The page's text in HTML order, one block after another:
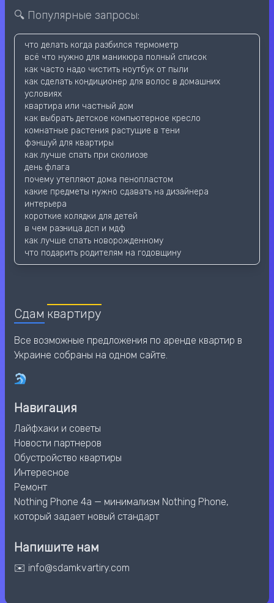
🔍 Популярные запросы:
что делать когда разбился термометр
всё что нужно для маникюра полный список
как часто надо чистить ноутбук от пыли
как сделать кондиционер для волос в домашних
условиях
квартира или частный дом
как выбрать детское компьютерное кресло
комнатные растения растущие в тени
фэншуй для квартиры
как лучше спать при сколиозе
день флага
почему утепляют дома пенопластом
какие предметы нужно сдавать на дизайнера
интерьера
короткие колядки для детей
в чем разница дсп и мдф
как лучше спать новорожденному
что подарить родителям на годовщину
Сдам квартиру
Все возможные предложения по аренде квартир в
Украине собраны на одном сайте.
Навигация
Лайфхаки и советы
Новости партнеров
Обустройство квартиры
Интересное
Ремонт
Nothing Phone 4a — минимализм Nothing Phone,
который задает новый стандарт
Напишите нам
✉️ info@sdamkvartiry.com